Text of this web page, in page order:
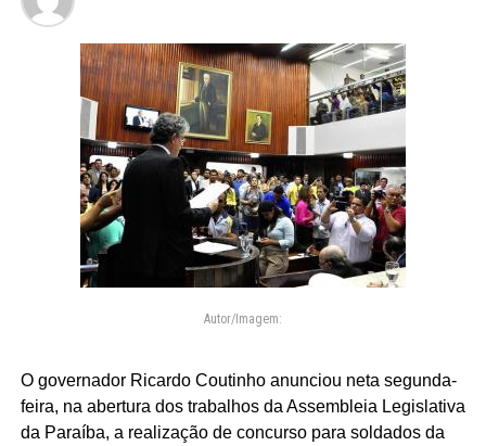
Autor/Imagem:
O governador Ricardo Coutinho anunciou neta segunda-
feira, na abertura dos trabalhos da Assembleia Legislativa
da Paraíba, a realização de concurso para soldados da